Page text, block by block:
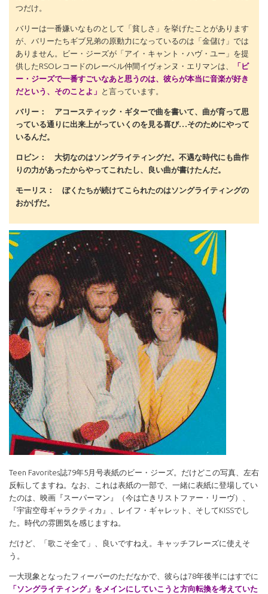
つだけ。
バリーは一番嫌いなものとして「貧しさ」を挙げたことがあります
が、バリーたちギブ兄弟の原動力になっているのは「金儲け」では
ありません。ビー・ジーズが「アイ・キャント・ハヴ・ユー」を提
供したRSOレコードのレーベル仲間イヴォンヌ・エリマンは、
「ビ
ー・ジーズで一番すごいなあと思うのは、彼らが本当に音楽が好き
だという、そのことよ」
と言っています。
バリー： アコースティック・ギターで曲を書いて、曲が育って思
っている通りに出来上がっていくのを見る喜び…そのためにやって
いるんだ。
ロビン： 大切なのはソングライティングだ。不遇な時代にも曲作
りの力があったからやってこれたし、良い曲が書けたんだ。
モーリス： ぼくたちが続けてこられたのはソングライティングの
おかげだ。
Teen Favorites誌79年5月号表紙のビー・ジーズ。だけどこの写真、左右
反転してますね。なお、これは表紙の一部で、一緒に表紙に登場してい
たのは、映画『スーパーマン』（今は亡きリストファー・リーヴ）、
『宇宙空母ギャラクティカ』、レイフ・ギャレット、そしてKISSでし
た。時代の雰囲気を感じますね。
だけど、「歌こそ全て」、良いですねえ。キャッチフレーズに使えそ
う。
一大現象となったフィーバーのただなかで、彼らは78年後半にはすでに
「ソングライティング」をメインにしていこうと方向転換を考えていた